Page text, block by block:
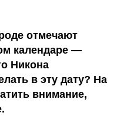
отмечают
календаре —
Никона
в эту дату? На
внимание,